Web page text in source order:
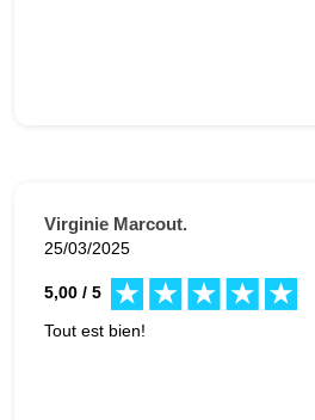
Virginie Marcout.
25/03/2025
5,00 / 5
Tout est bien!